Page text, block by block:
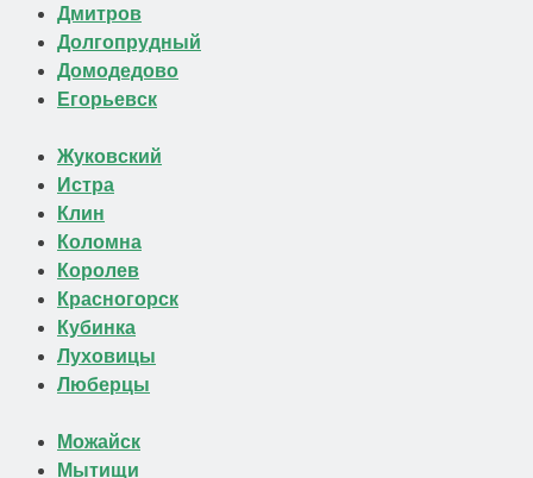
Дмитров
Долгопрудный
Домодедово
Егорьевск
Жуковский
Истра
Клин
Коломна
Королев
Красногорск
Кубинка
Луховицы
Люберцы
Можайск
Мытищи